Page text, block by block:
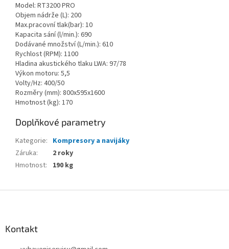
Model: RT3200 PRO
Objem nádrže (L): 200
Max.pracovní tlak(bar): 10
Kapacita sání (l/min.): 690
Dodávané množství (L/min.): 610
Rychlost (RPM): 1100
Hladina akustického tlaku LWA: 97/78
Výkon motoru: 5,5
Volty/Hz: 400/50
Rozměry (mm): 800x595x1600
Hmotnost (kg): 170
Doplňkové parametry
Kategorie: Kompresory a navijáky
Záruka:
2 roky
Hmotnost: 190 kg
Kontakt